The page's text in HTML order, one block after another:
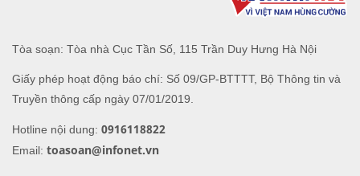
Tòa soạn: Tòa nhà Cục Tần Số, 115 Trần Duy Hưng Hà Nội
Giấy phép hoạt động báo chí: Số 09/GP-BTTTT, Bộ Thông tin và
Truyền thông cấp ngày 07/01/2019.
Hotline nội dung: 0916118822
Email: toasoan@infonet.vn